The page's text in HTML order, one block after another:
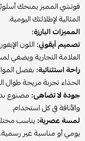
قوتشي المميز يمنحك
المثالية لإطلالتك اليومية.
المميزات البارزة:
تصميم أيقوني: اللون
العلامة التجارية ويضفي
راحة استثنائية: بفضل
الحذاء تجربة مريحة طوال
جودة لا تضاهى: مصنوع
والأناقة في كل استخدام.
لمسة عصرية: يناسب
يومي أو مناسبة غير رسمية.